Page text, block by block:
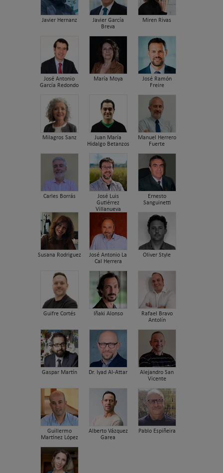
Javier Hernanz
Javier García
Breva
Miren Rivas
José Antonio
García Redondo
María Moya
José Ramón
Freire
Milagros Sanz
Juan María
Hidalgo Betanzos
Manuel Herrero
Fuerte
Carles Borrás
José Luis
Gutiérrez
Villanueva
Ernesto
Sanguinetti
Susana Rodriguez
José Antonio La
Cal Herrera
Oliver Style
Guifre Cortés Iñaki Alonso
Rafael Bravo
Antolín
Gaspar Martín Dr. Iyad Al-Attar
Alejandro San
Vicente
Guillermo
Martínez López
Alberto Vázquez
Garea
Pablo Espiñeira